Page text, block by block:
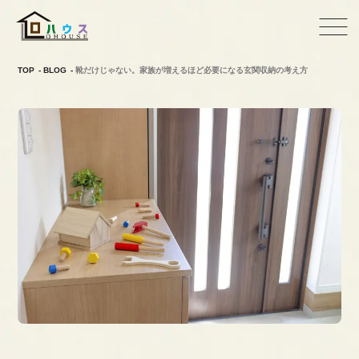
TOP BLOG 靴だけじゃない。家族が増えるほど必要になる玄関収納の考え方